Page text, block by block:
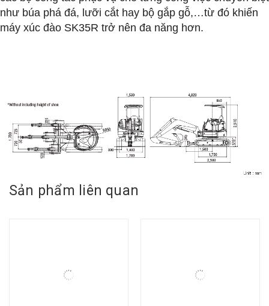
như búa phá đá, lưỡi cắt hay bộ gắp gỗ,…từ đó khiến
máy xúc đào SK35R trở nên đa năng hơn.
Sản phẩm liên quan